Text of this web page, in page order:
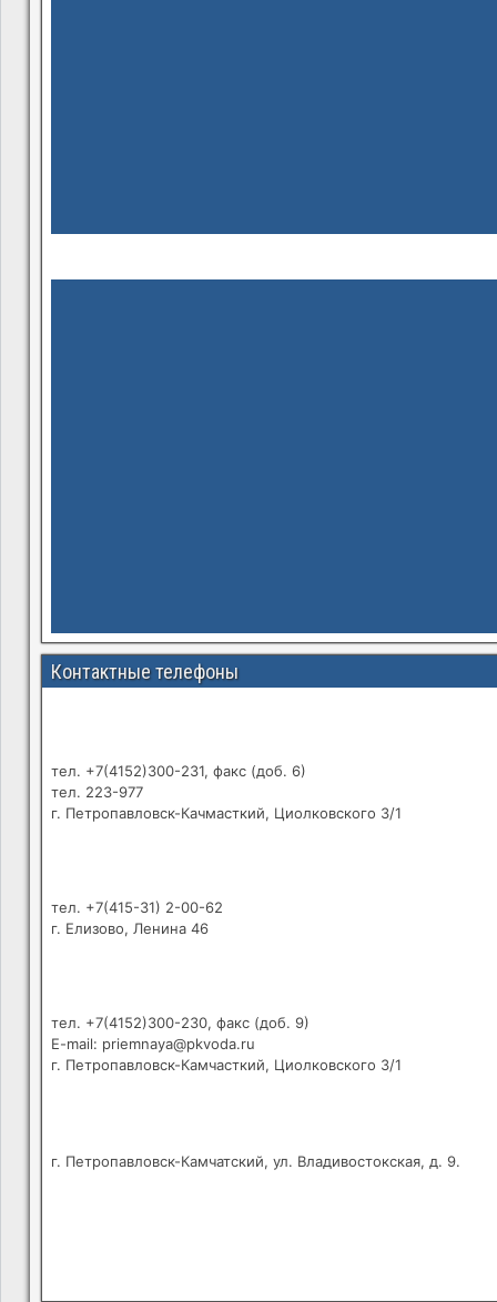
Контактные телефоны
тел. +7(4152)300-231, факс (доб. 6)
тел. 223-977
г. Петропавловск-Качмасткий, Циолковского 3/1
тел. +7(415-31) 2-00-62
г. Елизово, Ленина 46
тел. +7(4152)300-230, факс (доб. 9)
E-mail: priemnaya@pkvoda.ru
г. Петропавловск-Камчасткий, Циолковского 3/1
г. Петропавловск-Камчатский, ул. Владивостокская, д. 9.